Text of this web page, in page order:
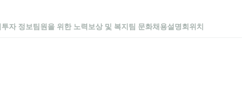
투자 정보 팀원을 위한 노력 보상 및 복지 팀 문화채용설명회 위치